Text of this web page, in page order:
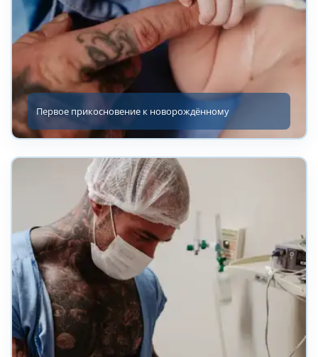
Первое прикосновение к новорождённому